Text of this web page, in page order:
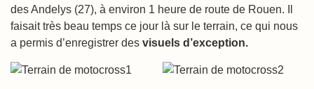
des Andelys (27), à environ 1 heure de route de Rouen. Il
faisait très beau temps ce jour là sur le terrain, ce qui nous
a permis d’enregistrer des visuels d’exception.